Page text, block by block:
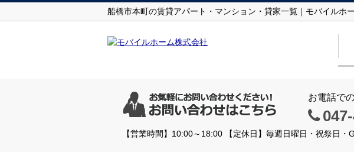
船橋市本町の賃貸アパート・マンション・貸家一覧｜モバイルホ
お電話で
【営業時間】10:00～18:00 【定休日】毎週日曜日・祝祭日・